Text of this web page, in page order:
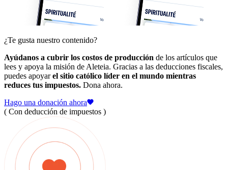
¿Te gusta nuestro contenido?
Ayúdanos a cubrir los costos de producción de los artículos que
lees y apoya la misión de Aleteia. Gracias a las deducciones fiscales,
puedes apoyarel sitio católico líder en el mundo mientras
reduces tus impuestos. Dona ahora.
Hago una donación ahora
( Con deducción de impuestos )